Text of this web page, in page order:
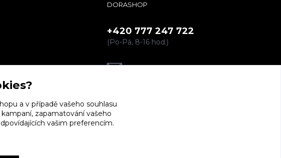
DORASHOP
+420 777 247 722
(Po-Pá, 8-16 hod.)
dorashopp@seznam.cz
a v případě vašeho souhlasu
zapamatování vašeho
vašim preferencím.